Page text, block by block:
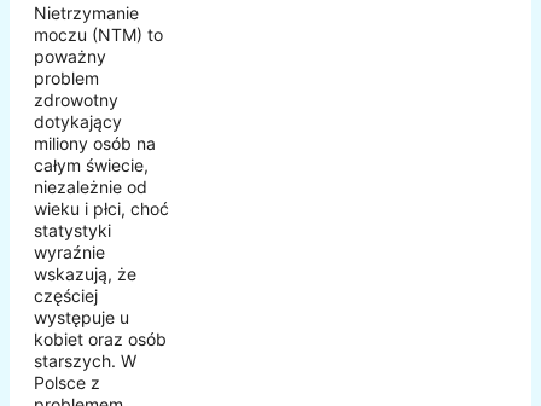
Nietrzymanie
moczu (NTM) to
poważny
problem
zdrowotny
dotykający
miliony osób na
całym świecie,
niezależnie od
wieku i płci, choć
statystyki
wyraźnie
wskazują, że
częściej
występuje u
kobiet oraz osób
starszych. W
Polsce z